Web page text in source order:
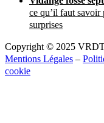
ce qu’il faut savoir
surprises
Copyright © 2025
Mentions Légales –
cookie